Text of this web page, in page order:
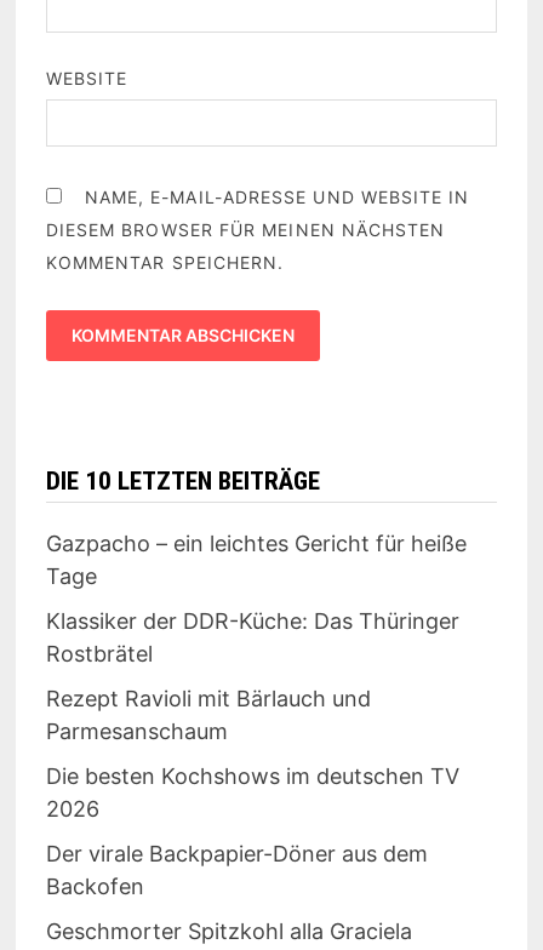
WEBSITE
NAME, E-MAIL-ADRESSE UND WEBSITE IN
DIESEM BROWSER FÜR MEINEN NÄCHSTEN
KOMMENTAR SPEICHERN.
DIE 10 LETZTEN BEITRÄGE
Gazpacho – ein leichtes Gericht für heiße
Tage
Klassiker der DDR-Küche: Das Thüringer
Rostbrätel
Rezept Ravioli mit Bärlauch und
Parmesanschaum
Die besten Kochshows im deutschen TV
2026
Der virale Backpapier-Döner aus dem
Backofen
Geschmorter Spitzkohl alla Graciela